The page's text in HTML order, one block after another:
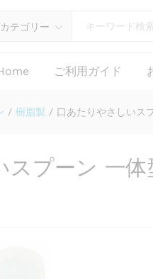
カテゴリー
ご利用ガイド
/ 樹脂製 / 口あたりやさしいス
スプーン 一
スプーン 一体型･レギ